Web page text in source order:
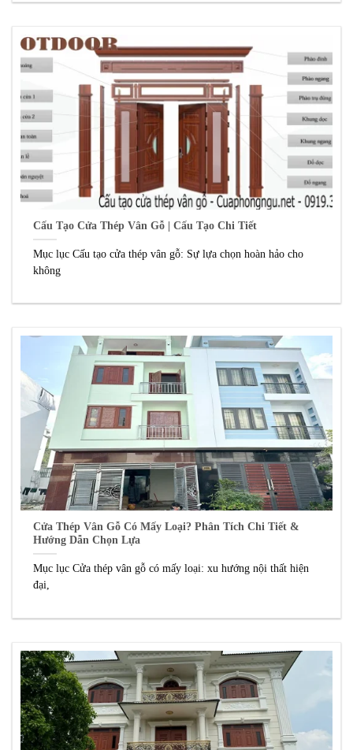
Cấu Tạo Cửa Thép Vân Gỗ | Cấu Tạo Chi Tiết
Mục lục Cấu tạo cửa thép vân gỗ: Sự lựa chọn hoàn hảo cho
không
Cửa Thép Vân Gỗ Có Mấy Loại? Phân Tích Chi Tiết &
Hướng Dẫn Chọn Lựa
Mục lục Cửa thép vân gỗ có mấy loại: xu hướng nội thất hiện
đại,